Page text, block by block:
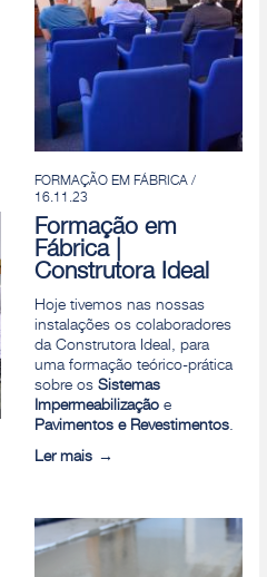
FORMAÇÃO EM FÁBRICA /
16.11.23
Formação em
Fábrica |
Construtora Ideal
Hoje tivemos nas nossas
instalações os colaboradores
da Construtora Ideal, para
uma formação teórico-prática
sobre os Sistemas
Impermeabilização e
Pavimentos e Revestimentos.
Ler mais